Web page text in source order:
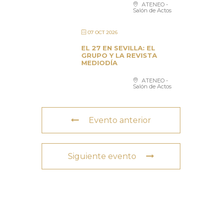
ATENEO -
Salón de Actos
07 OCT 2026
EL 27 EN SEVILLA: EL
GRUPO Y LA REVISTA
MEDIODÍA
ATENEO -
Salón de Actos
Evento anterior
Siguiente evento